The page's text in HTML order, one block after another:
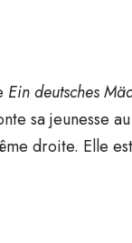
Ein deutsches
sa jeunesse
droite. Elle